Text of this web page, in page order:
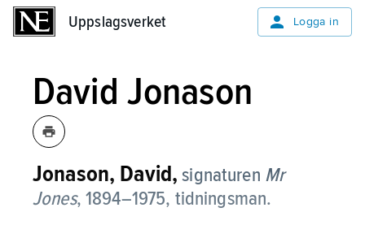
Uppslagsverket Logga in
David Jonason
Jonason, David, signaturen Mr
Jones,1894–1975, tidningsman.